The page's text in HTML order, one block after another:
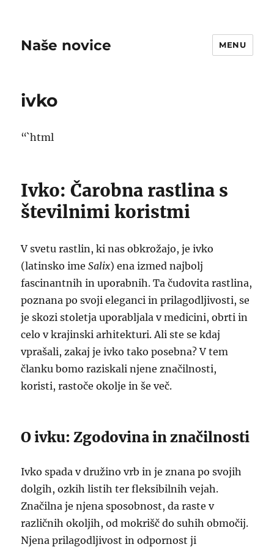
Naše novice MENU
ivko
“`html
Ivko: Čarobna rastlina s
številnimi koristmi
V svetu rastlin, ki nas obkrožajo, je ivko
(latinsko imeSalix) ena izmed najbolj
fascinantnih in uporabnih. Ta čudovita rastlina,
poznana po svoji eleganci in prilagodljivosti, se
je skozi stoletja uporabljala v medicini, obrti in
celo v krajinski arhitekturi. Ali ste se kdaj
vprašali, zakaj je ivko tako posebna? V tem
članku bomo raziskali njene značilnosti,
koristi, rastoče okolje in še več.
O ivku: Zgodovina in značilnosti
Ivko spada v družino vrb in je znana po svojih
dolgih, ozkih listih ter fleksibilnih vejah.
Značilna je njena sposobnost, da raste v
različnih okoljih, od mokrišč do suhih območij.
Njena prilagodljivost in odpornost ji